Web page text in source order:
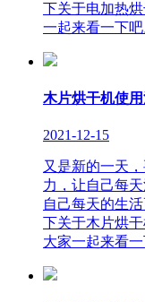
下关于电加热
一起来看一下吧
木片烘干机使
2021-12-15
又是新的一天
力，让自己每
自己每天的生
下关于木片烘
大家一起来看一